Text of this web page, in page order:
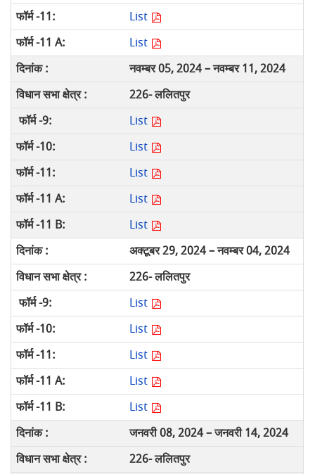
List
List
नवम्बर 05, 2024 – नवम्बर 11, 2024
226- ललितपुर
List
List
List
List
List
अक्टूबर 29, 2024 – नवम्बर 04, 2024
226- ललितपुर
List
List
List
List
List
जनवरी 08, 2024 –जनवरी 14, 2024
226- ललितपुर